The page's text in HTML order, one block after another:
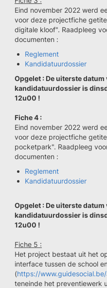
Eind november 2022 werd
voor deze projectfiche
digitale kloof". Raadpleeg
documenten :
Reglement
Kandidatuurdossier
Opgelet : De uiterste
kandidatuurdossier is
12u00 !
Fiche 4 :
Eind november 2022 werd
voor deze projectfiche
pocketpark". Raadpleeg
documenten :
Reglement
Kandidatuurdossier
Opgelet : De uiterste
kandidatuurdossier is
12u00 !
Fiche 5 :
Het project bestaat uit het
interface tussen de school
(https://
teneinde het preventiewerk